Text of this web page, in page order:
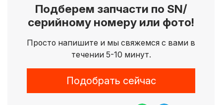
Подберем запчасти по SN/
серийному номеру или фото!
Просто напишите и мы свяжемся с вами в
течении 5-10 минут.
Подобрать сейчас